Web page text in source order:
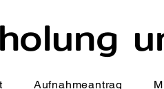
Aufnahmeantrag